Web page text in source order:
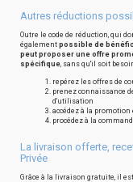
Autres réductions
Outre le code de réduction, qui
également possible de
peut proposer une offre
spécifique, sans qu'il soit
repérez les offres de
prenez connaissance
d'utilisation
accédez à la
procédez à la
La livraison offerte,
Privée
Grâce à la livraison gratuite, il